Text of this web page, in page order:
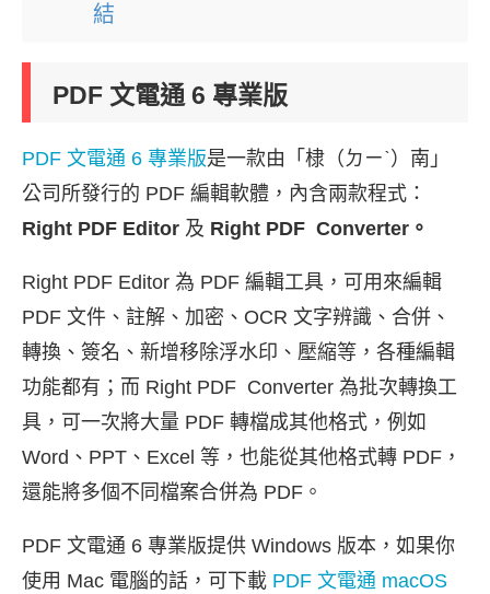
結
PDF 文電通 6 專業版
PDF 文電通 6 專業版是一款由「棣（ㄉㄧˋ）南」
公司所發行的 PDF 編輯軟體，內含兩款程式：
Right PDF Editor 及 Right PDF Converter。
Right PDF Editor 為 PDF 編輯工具，可用來編輯
PDF 文件、註解、加密、OCR 文字辨識、合併、
轉換、簽名、新增移除浮水印、壓縮等，各種編輯
功能都有；而 Right PDF Converter 為批次轉換工
具，可一次將大量 PDF 轉檔成其他格式，例如
Word、PPT、Excel 等，也能從其他格式轉 PDF，
還能將多個不同檔案合併為 PDF。
PDF 文電通 6 專業版提供 Windows 版本，如果你
使用 Mac 電腦的話，可下載 PDF 文電通 macOS